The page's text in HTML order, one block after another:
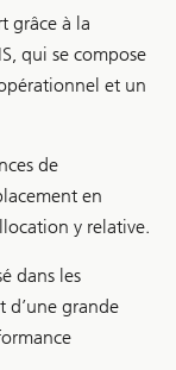
grâce à la
qui se compose
et un
de
en
y relative.
dans les
d’une grande